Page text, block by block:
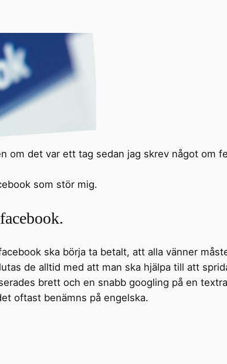
om det var ett tag sedan jag skrev något om
som stör mig.
ska börja ta betalt, att alla vänner
de alltid med att man ska hjälpa till att
brett och en snabb googling på en
oftast benämns på engelska.